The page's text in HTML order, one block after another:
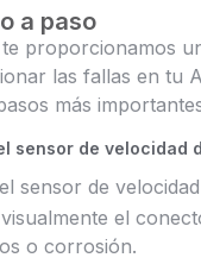
a paso
proporcionamos
las fallas en tu
más
sensor de velocidad
sensor de
el
o corrosión.